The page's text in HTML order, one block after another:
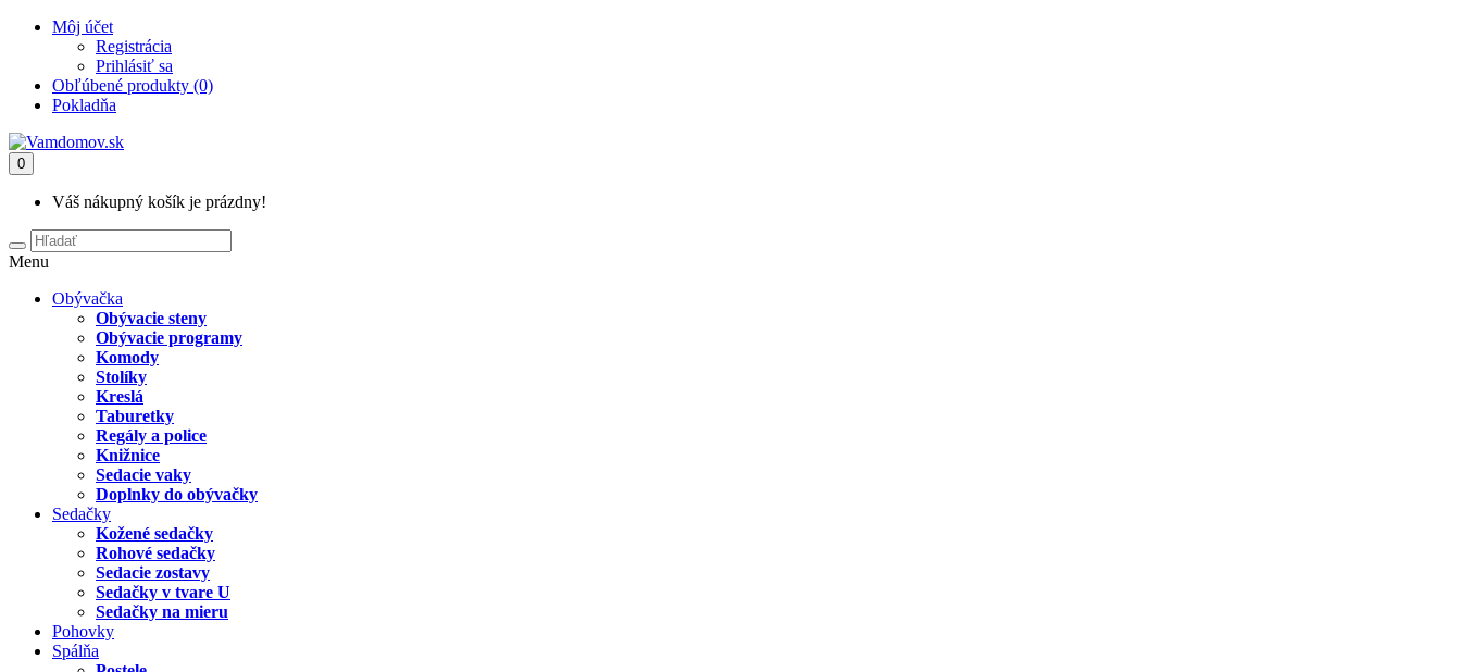
Môj účet
Registrácia
Prihlásiť sa
Obľúbené produkty (0)
Pokladňa
0
Váš nákupný košík je prázdny!
Menu
Obývačka
Obývacie steny
Obývacie programy
Komody
Stolíky
Kreslá
Taburetky
Regály a police
Knižnice
Sedacie vaky
Doplnky do obývačky
Sedačky
Kožené sedačky
Rohové sedačky
Sedacie zostavy
Sedačky v tvare U
Sedačky na mieru
Pohovky
Spálňa